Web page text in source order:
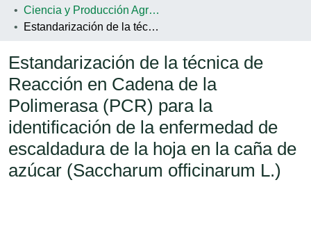
Ciencia y Producción Agropecuaria
Estandarización de la técnica de Reacción en Cadena de la Polimerasa (PCR) para la identificación de la enfermedad de escaldadura de la hoja en la caña de azúcar (Saccharum officinarum L.)
Estandarización de la técnica de
Reacción en Cadena de la
Polimerasa (PCR) para la
identificación de la enfermedad de
escaldadura de la hoja en la caña de
azúcar (Saccharum officinarum L.)